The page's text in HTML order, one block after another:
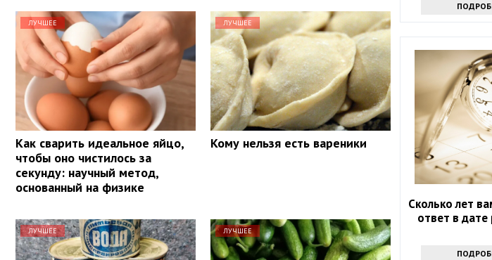
ЛУЧШЕЕ
Как сварить идеальное яйцо,
чтобы оно чистилось за
секунду: научный метод,
основанный на физике
ЛУЧШЕЕ
Кому нельзя есть вареники
ЛУЧШЕЕ ЛУЧШЕЕ
Сколько лет
ответ в